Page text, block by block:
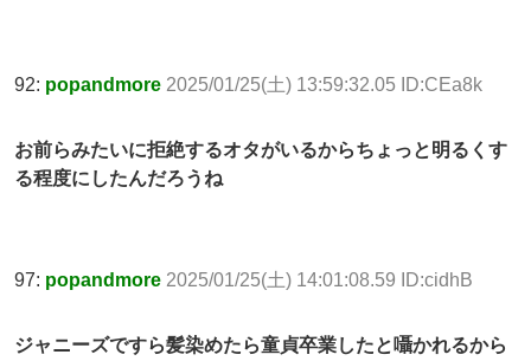
92: popandmore 2025/01/25(土) 13:59:32.05 ID:CEa8k
お前らみたいに拒絶するオタがいるからちょっと明るくす
る程度にしたんだろうね
97: popandmore 2025/01/25(土) 14:01:08.59 ID:cidhB
ジャニーズですら髪染めたら童貞卒業したと囁かれるから